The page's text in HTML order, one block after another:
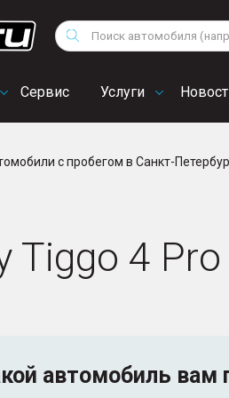
Поиск
Сервис Услуги
с пробегом в Санкт-
Tiggo 4
автомобиль вам